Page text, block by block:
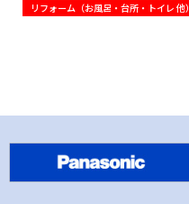
リフォーム（お風呂・台所・トイレ 他）